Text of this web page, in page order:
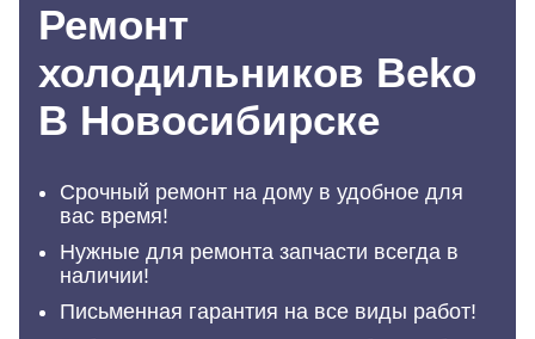
Ремонт
холодильников Beko
В Новосибирске
Срочный ремонт на дому в удобное для
вас время!
Нужные для ремонта запчасти всегда в
наличии!
Письменная гарантия на все виды работ!